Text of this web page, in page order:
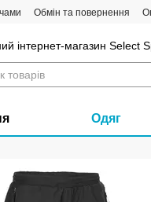
Обмін та повернення
інтернет-магазин Select
Одяг